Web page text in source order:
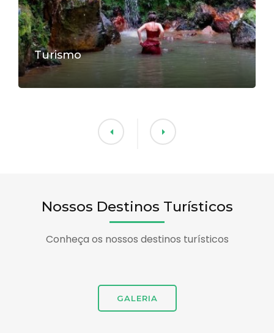
Turismo
Nossos Destinos Turísticos
Conheça os nossos destinos turísticos
GALERIA